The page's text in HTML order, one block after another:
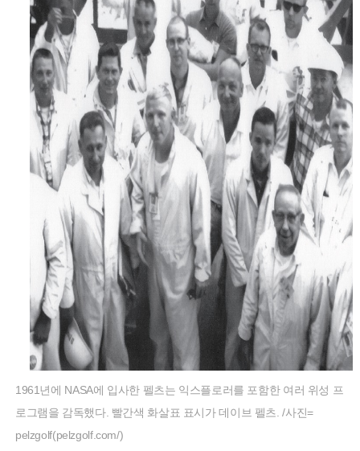
1961년에 NASA에 입사한 펠츠는 익스플로러를 포함한 여러 위성 프
로그램을 감독했다. 빨간색 화살표 표시가 데이브 펠츠. /사진=
pelzgolf(pelzgolf.com/)